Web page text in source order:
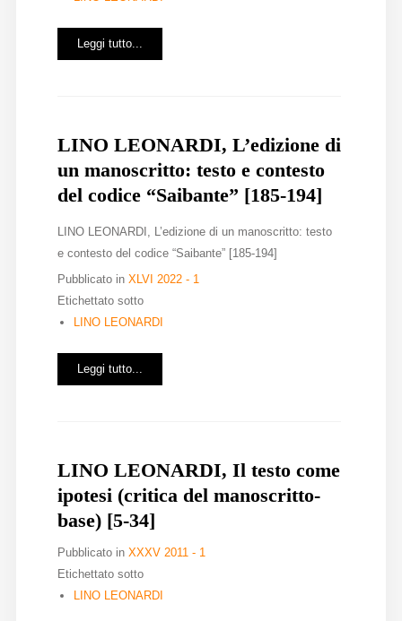
Leggi tutto...
LINO LEONARDI, L’edizione di
un manoscritto: testo e contesto
del codice “Saibante” [185-194]
LINO LEONARDI, L’edizione di un manoscritto: testo
e contesto del codice “Saibante” [185-194]
Pubblicato in XLVI 2022 - 1
Etichettato sotto
LINO LEONARDI
Leggi tutto...
LINO LEONARDI, Il testo come
ipotesi (critica del manoscritto-
base) [5-34]
Pubblicato in XXXV 2011 - 1
Etichettato sotto
LINO LEONARDI